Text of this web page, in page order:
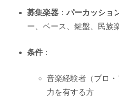
募集楽器 ： パーカッショ
ー、ベース、鍵盤、民族
条件 ：
音楽経験者（プロ
力を有する方